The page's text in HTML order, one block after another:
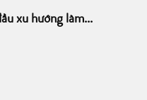
xu hướng làm...